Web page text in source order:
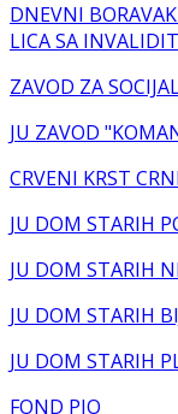
DNEVNI
LICA SA
ZAVOD ZA
JU ZAVOD
CRVENI KRST
JU DOM STARIH
JU DOM STARIH
JU DOM STARIH
JU DOM STARIH
FOND PIO